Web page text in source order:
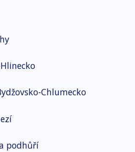
Chlumecko
podhůří